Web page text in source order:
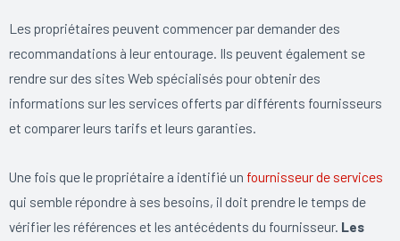
Les propriétaires peuvent commencer par demander des
recommandations à leur entourage. Ils peuvent également se
rendre sur des sites Web spécialisés pour obtenir des
informations sur les services offerts par différents fournisseurs
et comparer leurs tarifs et leurs garanties.
Une fois que le propriétaire a identifié un fournisseur de services
qui semble répondre à ses besoins, il doit prendre le temps de
vérifier les références et les antécédents du fournisseur. Les